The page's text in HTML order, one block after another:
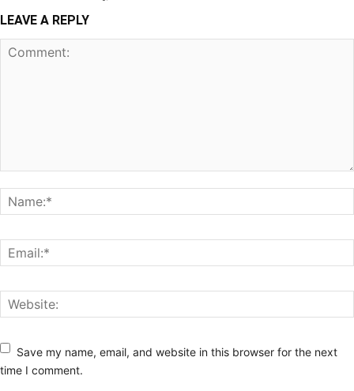
LEAVE A REPLY
Save my name, email, and website in this browser for the next
time I comment.